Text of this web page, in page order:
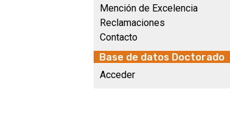
Mención de Excelencia
Reclamaciones
Contacto
Base de datos Doctorado
Acceder